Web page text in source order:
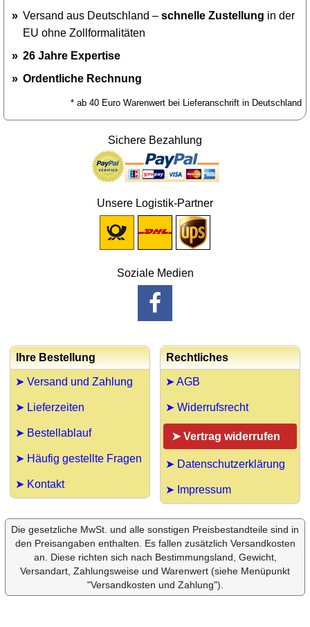
Versand aus Deutschland – schnelle Zustellung in der
EU ohne Zollformalitäten
26 Jahre Expertise
Ordentliche Rechnung
* ab 40 Euro Warenwert bei Lieferanschrift in Deutschland
Sichere Bezahlung
Unsere Logistik-Partner
Soziale Medien
Ihre Bestellung
➤ Versand und Zahlung
➤ Lieferzeiten
➤ Bestellablauf
➤ Häufig gestellte Fragen
➤ Kontakt
Rechtliches
➤ AGB
➤ Widerrufsrecht
➤ Vertrag widerrufen
➤ Datenschutzerklärung
➤ Impressum
Die gesetzliche MwSt. und alle sonstigen Preisbestandteile sind in
den Preisangaben enthalten. Es fallen zusätzlich Versandkosten
an. Diese richten sich nach Bestimmungsland, Gewicht,
Versandart, Zahlungsweise und Warenwert (siehe Menüpunkt
"Versandkosten und Zahlung").